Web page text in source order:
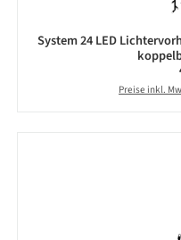
System 24 LED
Preise inkl.